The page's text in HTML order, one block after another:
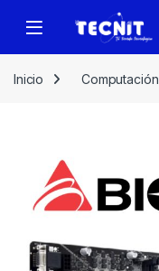
Inicio Computación